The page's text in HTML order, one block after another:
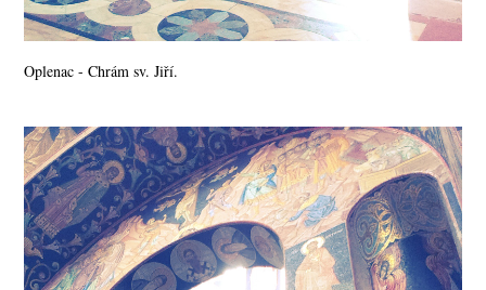
Oplenac - Chrám sv. Jiří.